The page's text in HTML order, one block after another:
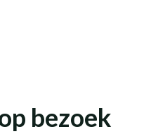
bezoek